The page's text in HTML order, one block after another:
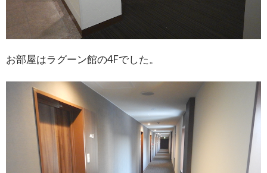
お部屋はラグーン館の4Fでした。